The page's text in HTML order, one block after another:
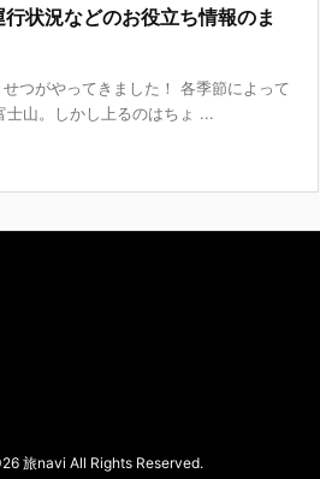
行状況などのお役立ち情報のま
つがやってきました！ 各季節によって
士山。しかし上るのはちょ ...
旅navi All Rights Reserved.